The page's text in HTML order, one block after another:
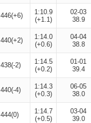
446(+6)
1:10.9
(+1.1)
02-03
38.9
440(+2)
1:14.0
(+0.6)
04-04
38.8
438(-2)
1:14.5
(+0.2)
01-01
39.4
440(-4)
1:14.3
(+0.3)
06-05
38.0
444(0)
1:14.7
(+0.5)
03-04
39.0